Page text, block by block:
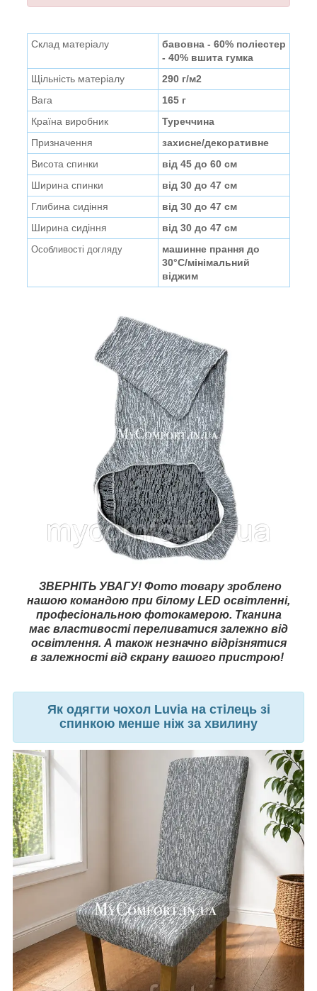
Склад матеріалу
бавовна - 60% поліестер
- 40% вшита гумка
Щільність матеріалу
290 г/м2
Вага
165 г
Країна виробник
Туреччина
Призначення
захисне/декоративне
Висота спинки
від 45 до 60 см
Ширина спинки
від 30 до 47 см
Глибина сидіння
від 30 до 47 см
Ширина сидіння
від 30 до 47 см
Особливості догляду
машинне прання до
30°C/мінімальний
віджим
ЗВЕРНІТЬ УВАГУ! Фото товару зроблено
нашою командою при білому LED освітленні,
професіональною фотокамерою. Тканина
має властивості переливатися залежно від
освітлення. А також незначно відрізнятися
в залежності від єкрану вашого пристрою!
Як одягти чохол Luvia на стілець зі
спинкою менше ніж за хвилину